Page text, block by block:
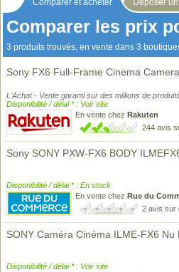
Comparer et acheter Déposer
Comparer les prix
3 produits trouvés, en vente dans 3
Sony FX6 Full-Frame Cinema
L'Achat - Vente garanti sur des millions de
Disponibilité / délai * : Voir site
En vente chez Rakuten
244 avis
Sony SONY PXW-FX6 BODY
Disponibilité / délai * : En stock
En vente chez Rue du
2 avis sur
SONY Caméra Cinéma ILME-FX6 Nu
Disponibilité / délai * : Voir site